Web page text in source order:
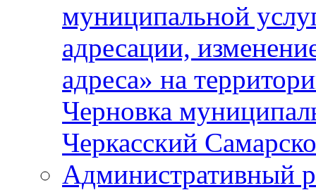
муниципальной
адресации,
адреса» на
Черновка
Черкасский
Административный